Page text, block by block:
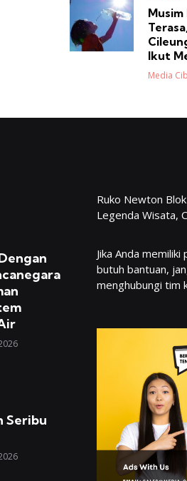
Musim
Ikut
Posted
Media
Seribu
Ruko Newton
Legenda Wisata,
Jika Anda
butuh bantuan,
menghubungi tim